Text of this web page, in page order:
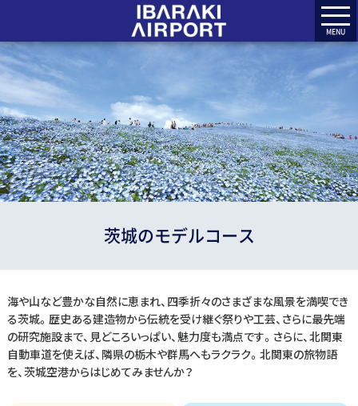
MENU
茨城のモデルコース
海や山など豊かな自然に恵まれ、四季折々のさまざまな風景を満喫でき
る茨城。歴史ある建造物から伝統を受け継ぐ祭りや工芸、さらに最先端
の研究施設まで、見どころいっぱい、魅力度も満点です。さらに、北関東
自動車道を使えば、隣県の栃木や群馬へもラクラク。北関東の旅物語
を、茨城空港からはじめてみませんか？